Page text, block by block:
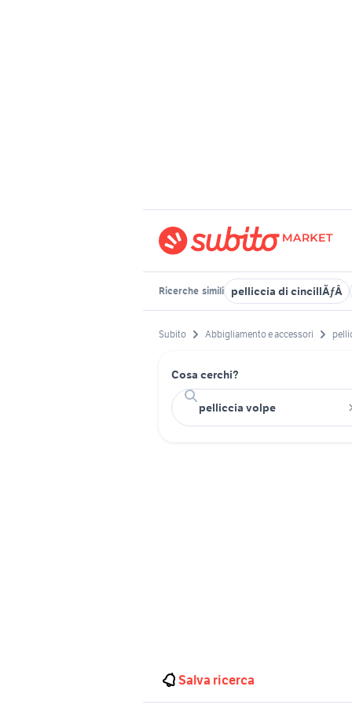
Ricerche simili pelliccia di cincillÃƒÂ
Subito Abbigliamento e accessori
Cosa cerchi?
Salva ricerca